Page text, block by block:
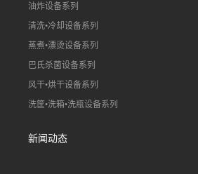
油炸设备系列
清洗•冷却设备系列
蒸煮•漂烫设备系列
巴氏杀菌设备系列
风干•烘干设备系列
洗筐•洗箱•洗瓶设备系列
新闻动态